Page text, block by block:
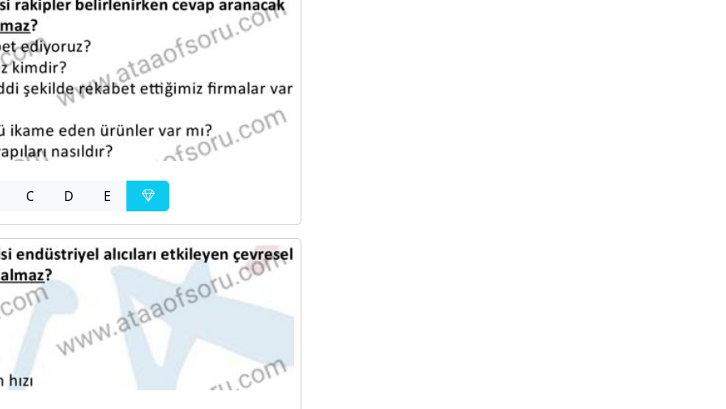
C D E